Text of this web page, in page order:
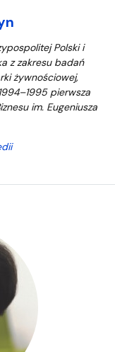
Polski i
z zakresu badań
żywnościowej,
pierwsza
im. Eugeniusza